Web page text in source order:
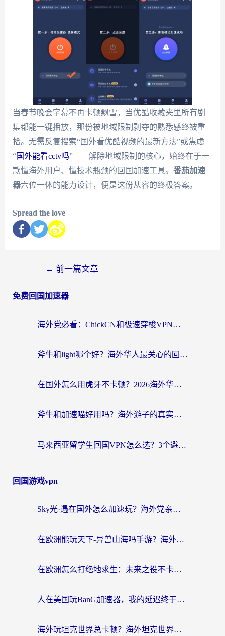
当春节晚会字幕不再卡顿飘雪，当优酷收藏夹里所有剧
集都能一键播放，那份被地域限制剥夺的熟悉感终被重
拾。无需反复搜索“国外看优酷视频的最新方法”或焦虑
“国外能看cctv吗”——解除地域限制的核心，始终在于一
款懂海外用户、懂技术瓶颈的回国加速工具。 番茄加速
器六位一体的能力设计，便是这份从容的终极答案。
Spread the love
← 前一篇文章
免费回国加速器
海外党必看：ChickCN和极速穿梭VPN好用吗？3招教你选对回国加速器无缝刷国内资源
斧牛和light哪个好？海外华人最关心的回国加速器选择难题，一篇讲透
在国外怎么用虎牙不卡顿？2026海外华人亲测有效的回国加速器选择指南
斧牛和加速喵好用吗？海外游子的真实选择困境
马来西亚留学生回国VPN怎么选？3个避坑点+1款实测好用的加速器推荐
回国游戏vpn
Sky光·遇在国外怎么加速玩？海外党亲测有效的国服游戏加速指南
在欧洲能玩天下-异兽山海吗手游？海外玩家的加速器生存指南
在欧洲怎么打绝地求生：未来之役不卡？留学生亲测的加速器避坑指南
人在美国玩BanG加速器，我的延迟终于绿了
海外玩坦克世界总卡顿？海外坦克世界加速器有哪些？实测好用的选择在这里